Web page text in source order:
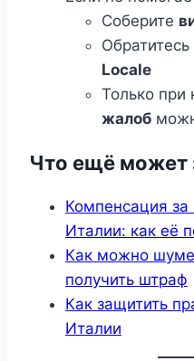
Соберите
Обратитесь
Locale
Только при
жалоб
Что ещё может
Компенсация
Италии: как её
Как можно
получить штраф
Как защитить
Италии